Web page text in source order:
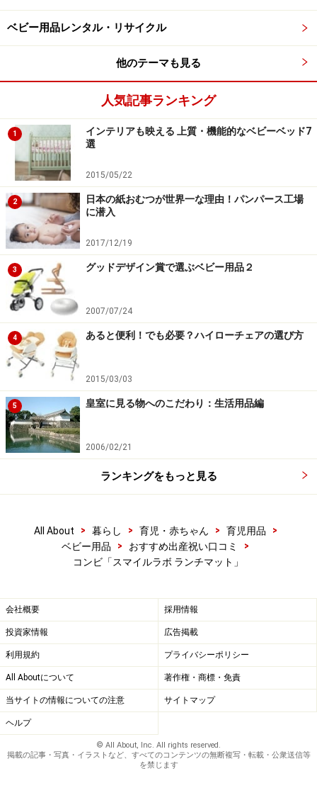
ベビー用品レンタル・リサイクル
他のテーマも見る
人気記事ランキング
1
インテリアも映える 上質・機能的なベビーベッド7
選
2015/05/22
2
日本の紙おむつが世界一な理由！パンパース工場
に潜入
2017/12/19
3 グッドデザイン賞で選ぶベビー用品２
2007/07/24
4 あると便利！でも必要？ハイローチェアの選び方
2015/03/03
5 皇室に見る物へのこだわり：生活用品編
2006/02/21
ランキングをもっと見る
All About > 暮らし > 育児・赤ちゃん > 育児用品
>
ベビー用品
> おすすめ出産祝い口コミ
>
コンビ「スマイルラボ ランチマット」
会社概要 採用情報
投資家情報 広告掲載
利用規約 プライバシーポリシー
All Aboutについて 著作権・商標・免責
当サイトの情報についての注意 サイトマップ
ヘルプ
© All About, Inc. All rights reserved.
掲載の記事・写真・イラストなど、すべてのコンテンツの無断複写・転載・公衆送信等
を禁じます